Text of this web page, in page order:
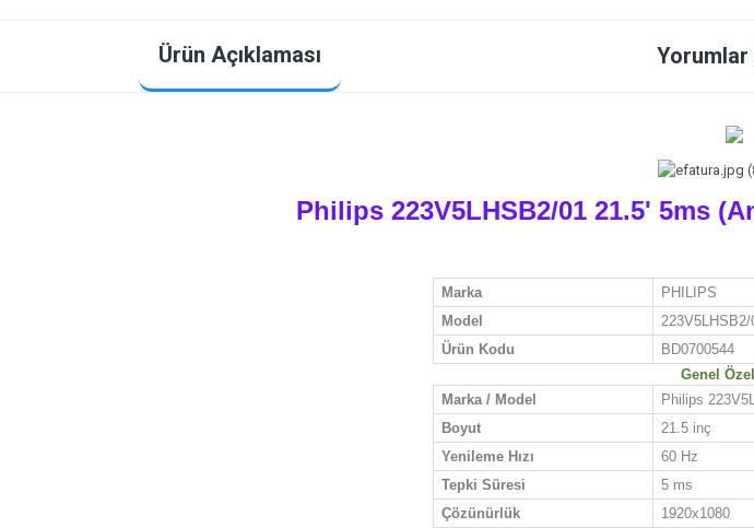
Ürün Açıklaması Yorumlar
Philips 223V5LHSB2/01 21.5' 5ms
Marka
PHILIPS
Model
223V5LHSB2/
Ürün Kodu
BD0700544
Genel
Marka / Model
Philips
Boyut
21.5 inç
Yenileme Hızı
60 Hz
Tepki Süresi
5 ms
Çözünürlük
1920x1080